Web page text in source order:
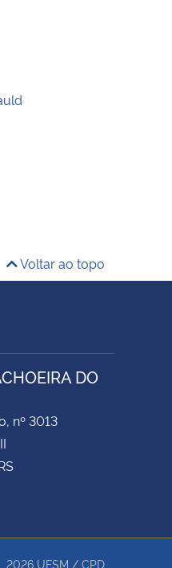
Voltar ao topo
DO
nº 3013
2026 UFSM / CPD